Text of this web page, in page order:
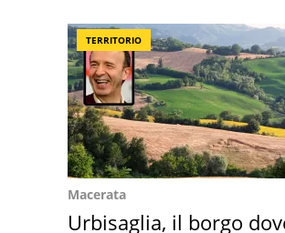
TERRITORIO
Macerata
Urbisaglia, il borgo